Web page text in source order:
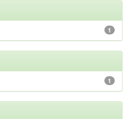
1
1